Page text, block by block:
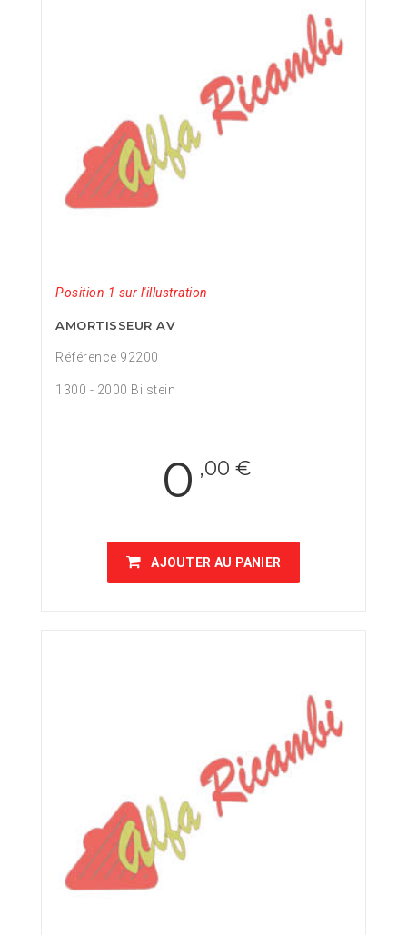
Position 1 sur l'illustration
AMORTISSEUR AV
Référence 92200
1300 - 2000 Bilstein
0 ,00 €
AJOUTER AU PANIER